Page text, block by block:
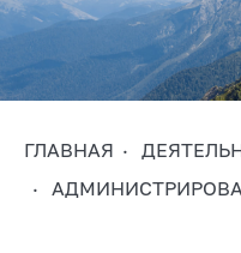
ГЛАВНАЯ